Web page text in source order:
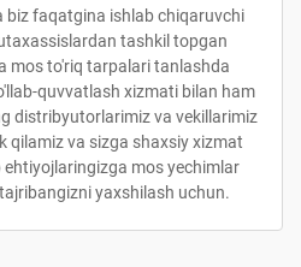
biz faqatgina ishlab chiqaruvchi
tashkil topgan
mos to'riq tarpalari tanlashda
quvvatlash xizmati bilan ham
distribyutorlarimiz va vekillarimiz
qilamiz va sizga shaxsiy xizmat
mos yechimlar
yaxshilash uchun.